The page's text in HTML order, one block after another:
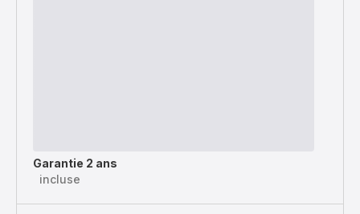
Garantie 2 ans
incluse